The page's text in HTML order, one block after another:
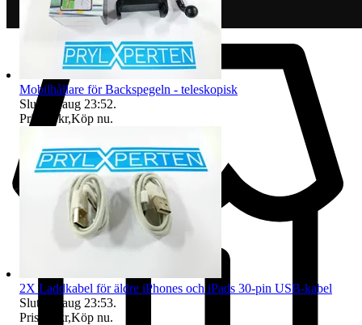
Mobilhållare för Backspegeln - teleskopisk
Sluttid
8 aug 23:52.
Pris:
49 kr,Köp nu.
2X Laddkabel för äldre iPhones och iPads 30-pin USB-kabel
Sluttid
8 aug 23:53.
Pris:
77 kr,Köp nu.